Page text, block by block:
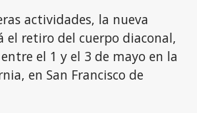
actividades, la nueva
el retiro del cuerpo diaconal,
el 1 y el 3 de mayo en la
en San Francisco de